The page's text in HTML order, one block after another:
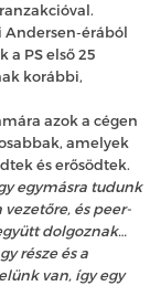
Andersen-érából
a PS első 25
korábbi,
azok a cégen
amelyek
és erősödtek.
egymásra tudunk
és peer-
dolgoznak…
része és a
van, így egy